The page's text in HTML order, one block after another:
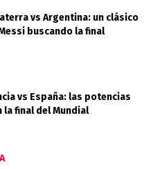
vs Argentina: un clásico
buscando la final
vs España: las potencias
la final del Mundial